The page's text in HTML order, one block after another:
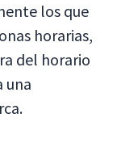
los que
horarias,
del horario
una